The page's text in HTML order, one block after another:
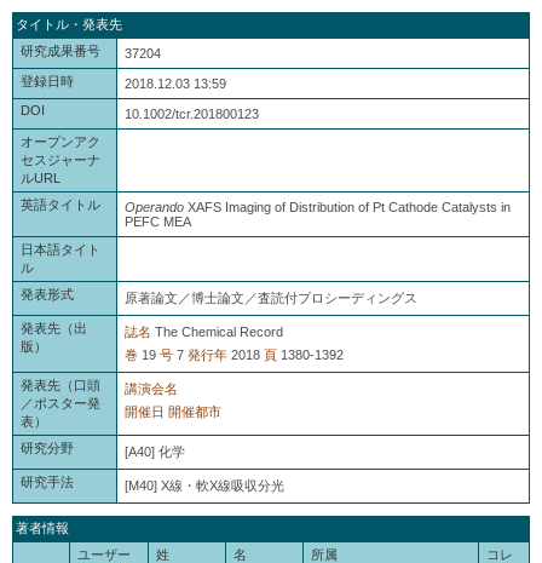
タイトル・発表先
研究成果番号
37204
登録日時
2018.12.03 13:59
DOI
10.1002/tcr.201800123
オープンアク
セスジャーナ
ルURL
英語タイトル
Operando XAFS Imaging of Distribution of Pt Cathode Catalysts in
PEFC MEA
日本語タイト
ル
発表形式
原著論文／博士論文／査読付プロシーディングス
発表先（出
版）
誌名 The Chemical Record
巻 19 号 7 発行年 2018 頁 1380-1392
発表先（口頭
／ポスター発
表）
講演会名
開催日 開催都市
研究分野 [A40] 化学
研究手法 [M40] X線・軟X線吸収分光
著者情報
ユーザー
姓 名 所属
コレ